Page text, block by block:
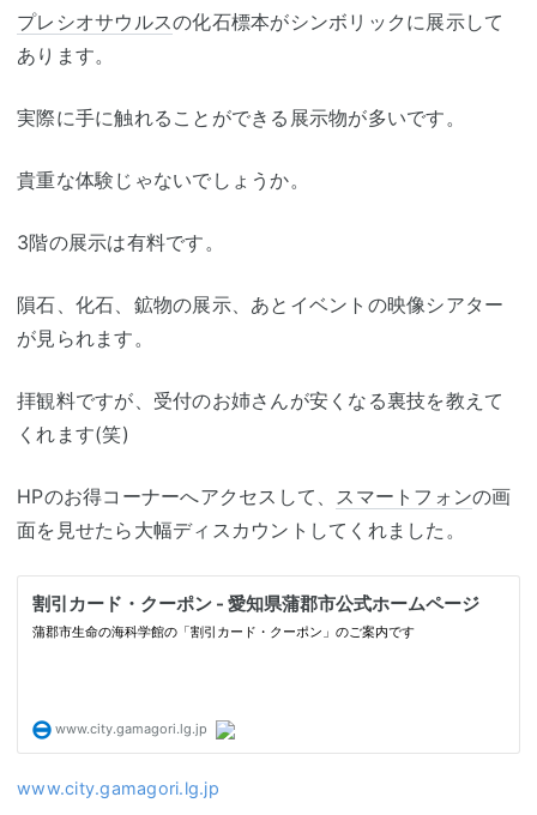
プレシオサウルスの化石標本がシンボリックに展示して
あります。
実際に手に触れることができる展示物が多いです。
貴重な体験じゃないでしょうか。
3階の展示は有料です。
隕石、化石、鉱物の展示、あとイベントの映像シアター
が見られます。
拝観料ですが、受付のお姉さんが安くなる裏技を教えて
くれます(笑)
HPのお得コーナーへアクセスして、 スマートフォンの画
面を見せたら大幅ディスカウントしてくれました。
www.city.gamagori.lg.jp